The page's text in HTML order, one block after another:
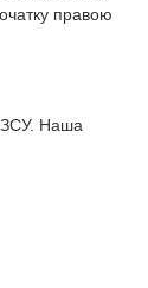
правою
ЗСУ. Наша